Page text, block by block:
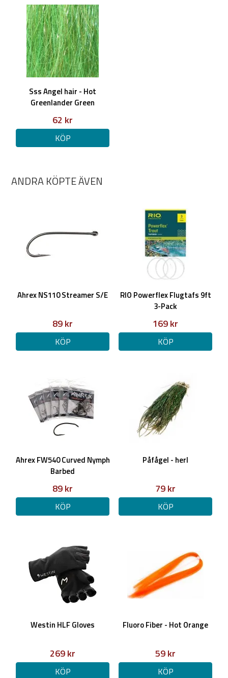
Sss Angel hair - Hot
Greenlander Green
62 kr
KÖP
ANDRA KÖPTE ÄVEN
Ahrex NS110 Streamer S/E
89 kr
KÖP
RIO Powerflex Flugtafs 9ft
3-Pack
169 kr
KÖP
Ahrex FW540 Curved Nymph
Barbed
89 kr
KÖP
Påfågel - herl
79 kr
KÖP
Westin HLF Gloves
269 kr
KÖP
Fluoro Fiber - Hot Orange
59 kr
KÖP